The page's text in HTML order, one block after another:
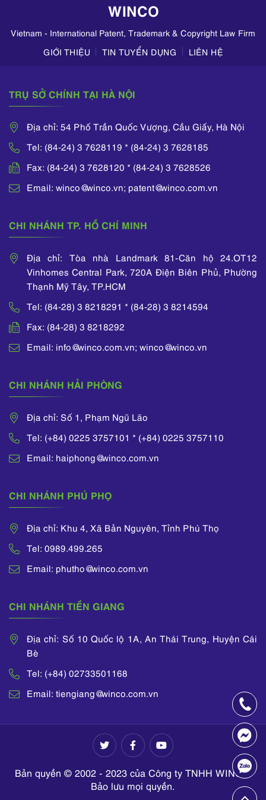
WINCO
Vietnam - International Patent, Trademark & Copyright Law Firm
GIỚI THIỆU
TIN TUYỂN DỤNG LIÊN HỆ
TRỤ SỞ CHÍNH TẠI HÀ NỘI
Địa chỉ: 54 Phố Trần Quốc Vượng, Cầu Giấy, Hà Nội
Tel: (84-24) 3 7628119 * (84-24) 3 7628185
Fax: (84-24) 3 7628120 * (84-24) 3 7628526
Email: winco@winco.vn; patent@winco.com.vn
CHI NHÁNH TP. HỒ CHÍ MINH
Địa chỉ: Tòa nhà Landmark 81-Căn hộ 24.OT12
Vinhomes Central Park, 720A Điện Biên Phủ, Phường
Thạnh Mỹ Tây, TP.HCM
Tel: (84-28) 3 8218291 * (84-28) 3 8214594
Fax: (84-28) 3 8218292
Email: info@winco.com.vn; winco@winco.vn
CHI NHÁNH HẢI PHÒNG
Địa chỉ: Số 1, Phạm Ngũ Lão
Tel: (+84) 0225 3757101 * (+84) 0225 3757110
Email: haiphong@winco.com.vn
CHI NHÁNH PHÚ PHỌ
Địa chỉ: Khu 4, Xã Bản Nguyên, Tỉnh Phú Thọ
Tel: 0989.499.265
Email: phutho@winco.com.vn
CHI NHÁNH TIỀN GIANG
Địa chỉ: Số 10 Quốc lộ 1A, An Thái Trung, Huyện Cái
Bè
Tel: (+84) 02733501168
Email: tiengiang@winco.com.vn
Bản quyền © 2002 - 2023 của Công ty TNHH WINCO.
Bảo lưu mọi quyền.